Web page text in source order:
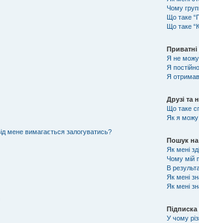
мене вимагається залогуватись?
Чому
Що таке
Що таке
Я не можу
Я
Я
Друзі та
Що таке
Як я можу
Пошук
Як мені
Чому мій
В
Як мені
Як мені
Підписка
У чому